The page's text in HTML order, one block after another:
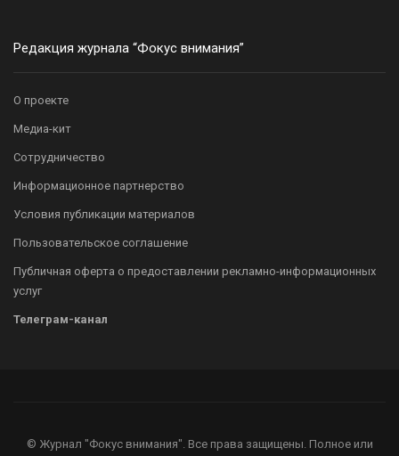
Редакция журнала “Фокус внимания”
О проекте
Медиа-кит
Сотрудничество
Информационное партнерство
Условия публикации материалов
Пользовательское соглашение
Публичная оферта о предоставлении рекламно-информационных
услуг
Телеграм-канал
© Журнал "Фокус внимания". Все права защищены. Полное или